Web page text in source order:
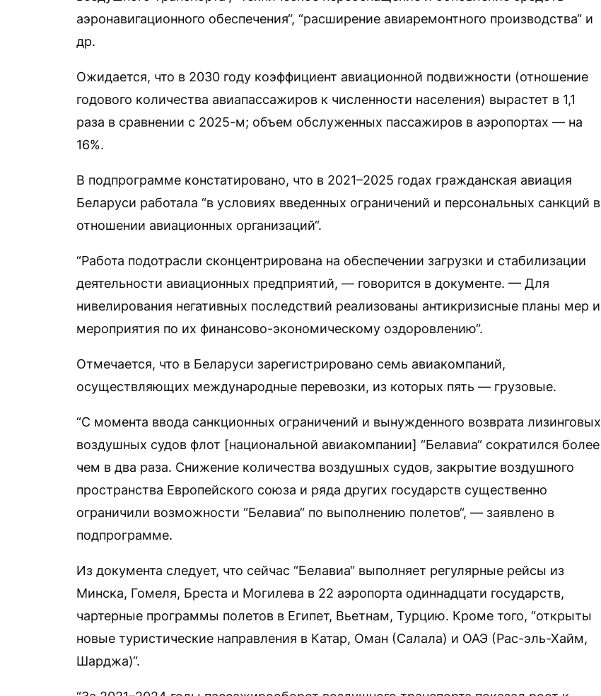
аэронавигационного обеспечения“, “расширение авиаремонтного производства“ и
др.
Ожидается, что в 2030 году коэффициент авиационной подвижности (отношение
годового количества авиапассажиров к численности населения) вырастет в 1,1
раза в сравнении с 2025-м; объем обслуженных пассажиров в аэропортах — на
16%.
В подпрограмме констатировано, что в 2021–2025 годах гражданская авиация
Беларуси работала “в условиях введенных ограничений и персональных санкций в
отношении авиационных организаций“.
“Работа подотрасли сконцентрирована на обеспечении загрузки и стабилизации
деятельности авиационных предприятий, — говорится в документе. — Для
нивелирования негативных последствий реализованы антикризисные планы мер и
мероприятия по их финансово-экономическому оздоровлению“.
Отмечается, что в Беларуси зарегистрировано семь авиакомпаний,
осуществляющих международные перевозки, из которых пять — грузовые.
“С момента ввода санкционных ограничений и вынужденного возврата лизинговых
воздушных судов флот [национальной авиакомпании] “Белавиа“ сократился более
чем в два раза. Снижение количества воздушных судов, закрытие воздушного
пространства Европейского союза и ряда других государств существенно
ограничили возможности “Белавиа“ по выполнению полетов“, — заявлено в
подпрограмме.
Из документа следует, что сейчас “Белавиа“ выполняет регулярные рейсы из
Минска, Гомеля, Бреста и Могилева в 22 аэропорта одиннадцати государств,
чартерные программы полетов в Египет, Вьетнам, Турцию. Кроме того, “открыты
новые туристические направления в Катар, Оман (Салала) и ОАЭ (Рас-эль-Хайм,
Шарджа)“.